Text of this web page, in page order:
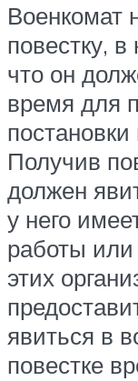
Военкомат
повестку,
что он
время для
Получив
должен
у него
работы или
этих
явиться в
повестке